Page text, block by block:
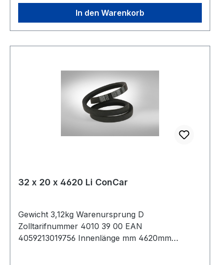
In den Warenkorb
32 x 20 x 4620 Li ConCar
Gewicht 3,12kg Warenursprung D
Zolltarifnummer 4010 39 00 EAN
4059213019756 Innenlänge mm 4620mm